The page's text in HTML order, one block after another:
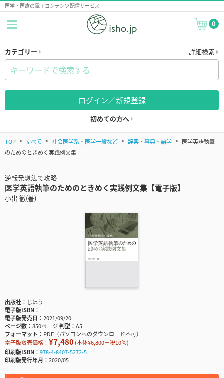
医学・医療の電子コンテンツ配信サービス
0
カテゴリー 詳細検索
ログイン／新規登録
初めての方へ
TOP すべて 社会医学系・医学一般など 辞典・事典・語学
医学英語執筆
のためのときめく実践例文集
逆転発想法で攻略
医学英語執筆のためのときめく実践例文集【電子版】
小出 徹(著)
出版社
じほう
電子版ISBN
電子版発売日
2021/09/20
ページ数
850ページ判型
A5
フォーマット
PDF（パソコンへのダウンロード不可）
電子版販売価格： ¥7,480(本体¥6,800＋税10％)
印刷版ISBN
978-4-8407-5272-5
印刷版発行年月
2020/05